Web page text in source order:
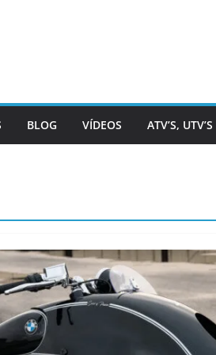
BLOG VÍDEOS ATV’S, UTV’S